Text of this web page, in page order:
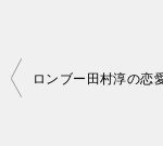
投